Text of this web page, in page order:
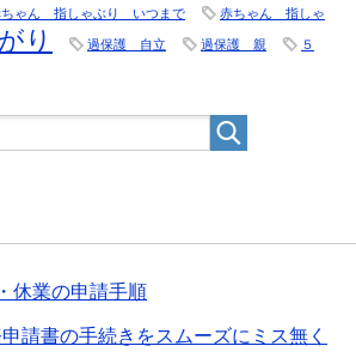
ちゃん 指しゃぶり いつまで 赤ちゃん 指しゃ
り 過保護 自立 過保護 親
５
休業の申請手順
請書の手続きをスムーズにミス無く